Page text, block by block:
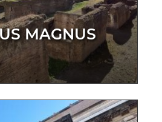
MAGNUS